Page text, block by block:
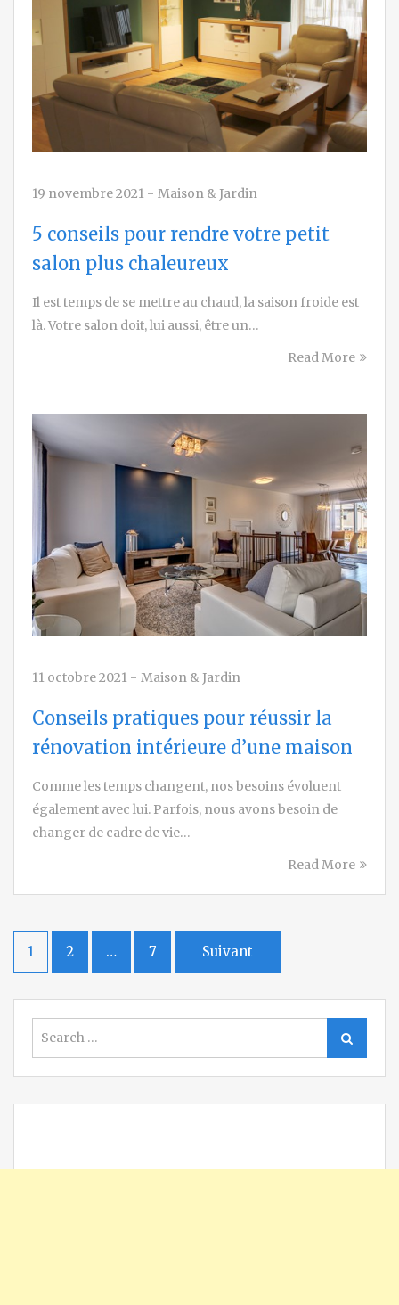
19 novembre 2021 - Maison & Jardin
5 conseils pour rendre votre petit
salon plus chaleureux
Il est temps de se mettre au chaud, la saison froide est
là. Votre salon doit, lui aussi, être un…
Read More
11 octobre 2021 - Maison & Jardin
Conseils pratiques pour réussir la
rénovation intérieure d’une maison
Comme les temps changent, nos besoins évoluent
également avec lui. Parfois, nous avons besoin de
changer de cadre de vie…
Read More
Pagination
des
publications
1 2 … 7 Suivant
for:
Search